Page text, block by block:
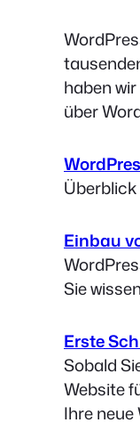
haben
über
Einbau
Sie
Erste
Sobald
Website
Ihre